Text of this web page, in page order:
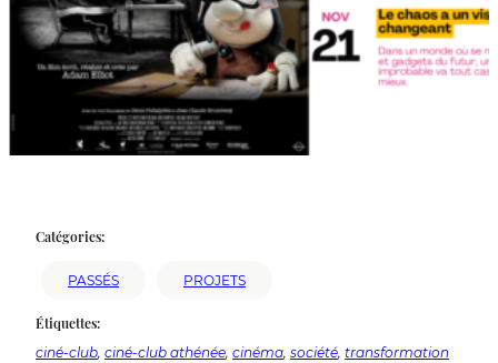
Catégories:
PASSÉS PROJETS
Étiquettes:
ciné-club, ciné-club athénée, cinéma, société, transformation